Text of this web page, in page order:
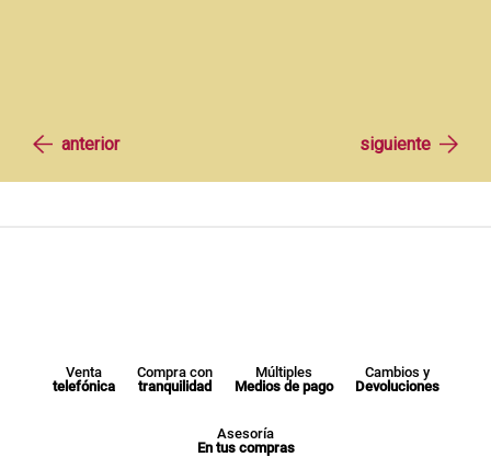
Venta
telefónica
Compra con
tranquilidad
Múltiples
Medios de pago
Cambios y
Devoluciones
Asesoría
En tus compras